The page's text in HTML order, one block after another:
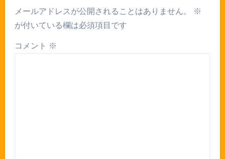
メールアドレスが公開されることはありません。
※
が付いている欄は必須項目です
コメント ※